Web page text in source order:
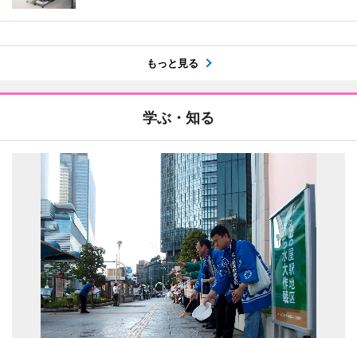
もっと見る
学ぶ・知る